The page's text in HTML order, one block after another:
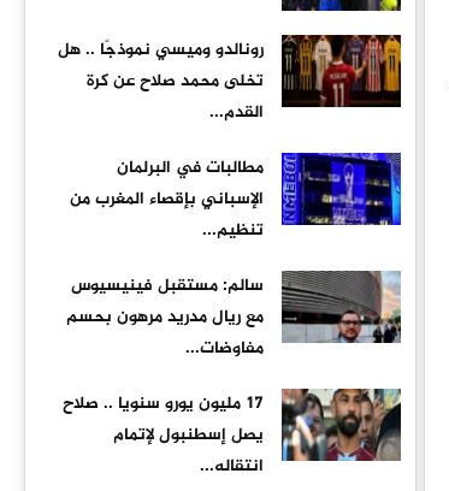
رونالدو وميسي نموذجًا .. هل
تخلى محمد صلاح عن كرة
القدم...
مطالبات في البرلمان
الإسباني بإقصاء المغرب من
تنظيم...
سالم: مستقبل فينيسيوس
مع ريال مدريد مرهون بحسم
مفاوضات...
17 مليون يورو سنويا .. صلاح
يصل إسطنبول لإتمام
انتقاله...